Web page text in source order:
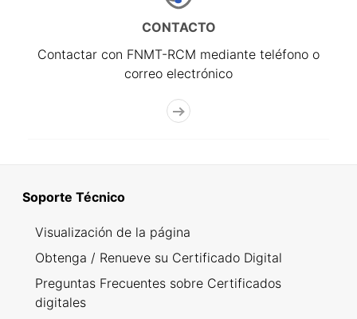
CONTACTO
Contactar con FNMT-RCM mediante teléfono o
correo electrónico
Soporte Técnico
Visualización de la página
Obtenga / Renueve su Certificado Digital
Preguntas Frecuentes sobre Certificados
digitales